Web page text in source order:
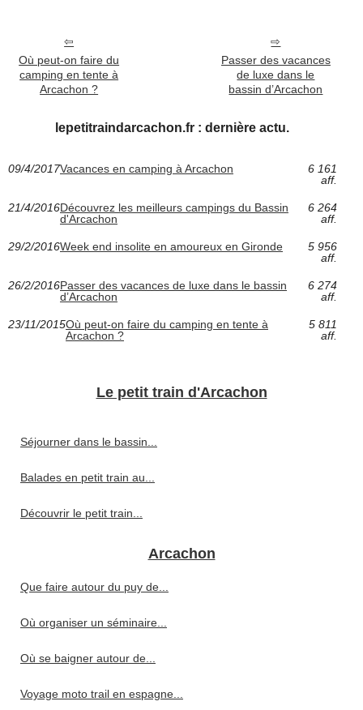
Où peut-on faire du
camping en tente à
Arcachon ?
Passer des vacances
de luxe dans le
bassin d’Arcachon
lepetitraindarcachon.fr : dernière actu.
09/4/2017Vacances en camping à Arcachon
6 161
aff.
21/4/2016Découvrez les meilleurs campings du Bassin
d'Arcachon
6 264
aff.
29/2/2016Week end insolite en amoureux en Gironde
5 956
aff.
26/2/2016Passer des vacances de luxe dans le bassin
d’Arcachon
6 274
aff.
23/11/2015Où peut-on faire du camping en tente à
Arcachon ?
5 811
aff.
Le petit train d'Arcachon
Séjourner dans le bassin...
Balades en petit train au...
Découvrir le petit train...
Arcachon
Que faire autour du puy de...
Où organiser un séminaire...
Où se baigner autour de...
Voyage moto trail en espagne...